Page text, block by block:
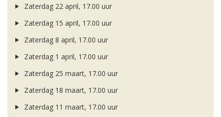
Zaterdag 22 april, 17.00 uur
Zaterdag 15 april, 17.00 uur
Zaterdag 8 april, 17.00 uur
Zaterdag 1 april, 17.00 uur
Zaterdag 25 maart, 17.00 uur
Zaterdag 18 maart, 17.00 uur
Zaterdag 11 maart, 17.00 uur